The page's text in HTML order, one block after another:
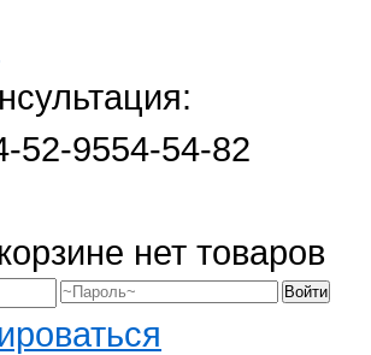
52-9554-54-82
нет товаров